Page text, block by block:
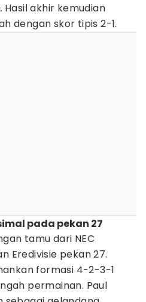
Hasil akhir kemudian
dengan skor tipis 2-1.
pada pekan 27
tamu dari NEC
Eredivisie pekan 27.
formasi 4-2-3-1
permainan. Paul